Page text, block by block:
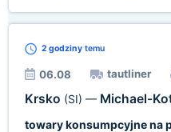
2 godzinytemu
06.08 tautliner
Krsko (SI) — Michael-
towary konsumpcyjne na